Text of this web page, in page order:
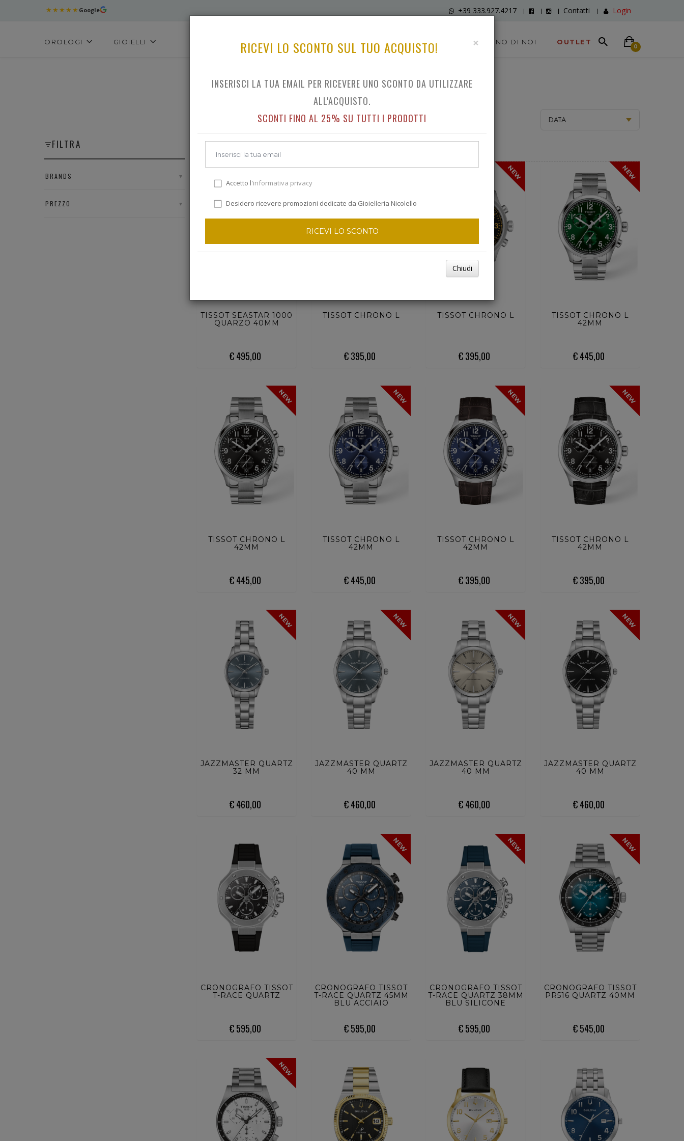
★★★★★ Google +39 333.927.4217 Contatti Login
OROLOGI GIOIELLI DICONO DI NOI OUTLET
0
OROLOGI QUARZO
FILTRA
BRANDS ▼
PREZZO ▼
TUTTO IL CATALOGO OROLOGI QUARZO
NEW
TISSOT SEASTAR 1000
QUARZO 40MM
€ 495,00
NEW
TISSOT CHRONO L
€ 395,00
NEW
TISSOT CHRONO L
€ 395,00
NEW
TISSOT CHRONO L
42MM
€ 445,00
NEW
TISSOT CHRONO L
42MM
€ 445,00
NEW
TISSOT CHRONO L
42MM
€ 445,00
NEW
TISSOT CHRONO L
42MM
€ 395,00
NEW
TISSOT CHRONO L
42MM
€ 395,00
NEW
JAZZMASTER QUARTZ
32 MM
€ 460,00
NEW
JAZZMASTER QUARTZ
40 MM
€ 460,00
NEW
JAZZMASTER QUARTZ
40 MM
€ 460,00
NEW
JAZZMASTER QUARTZ
40 MM
€ 460,00
CRONOGRAFO TISSOT
T-RACE QUARTZ
€ 595,00
NEW
CRONOGRAFO TISSOT
T-RACE QUARTZ 45MM
BLU ACCIAIO
€ 595,00
NEW
CRONOGRAFO TISSOT
T-RACE QUARTZ 38MM
BLU SILICONE
€ 595,00
NEW
CRONOGRAFO TISSOT
PR516 QUARTZ 40MM
€ 545,00
NEW
×
RICEVI LO SCONTO SUL TUO ACQUISTO!
INSERISCI LA TUA EMAIL PER RICEVERE UNO SCONTO DA UTILIZZARE
ALL'ACQUISTO.
SCONTI FINO AL 25% SU TUTTI I PRODOTTI
Accetto l'informativa privacy
Desidero ricevere promozioni dedicate da Gioielleria Nicolello
RICEVI LO SCONTO
Chiudi